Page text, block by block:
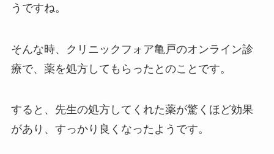
うですね。
そんな時、クリニックフォア亀戸のオンライン診
療で、薬を処方してもらったとのことです。
すると、先生の処方してくれた薬が驚くほど効果
があり、すっかり良くなったようです。